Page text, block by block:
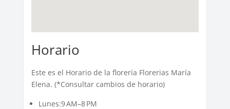
Horario
Este es el Horario de la florería Florerias María
Elena. (*Consultar cambios de horario)
Lunes:9 AM–8 PM